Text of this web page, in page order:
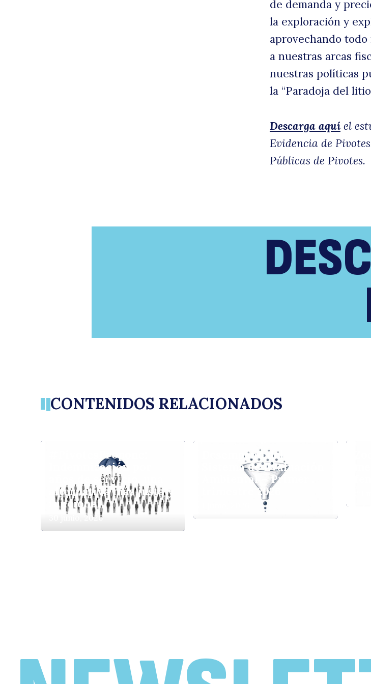
de demanda y
la exploración y
aprovechando
a nuestras arcas
nuestras políticas
la “Paradoja del
Descarga aquí el
Evidencia de
Públicas de Pivotes.
CONTENIDOS RELACIONADOS
#PivotesPropone:
Indemnización por
años de servicio, una
alternativa más justa y
funcional
30 junio, 2026
Desempeño del
Sistema de Evaluación
Ambiental – Primer
trimestre 2026
29